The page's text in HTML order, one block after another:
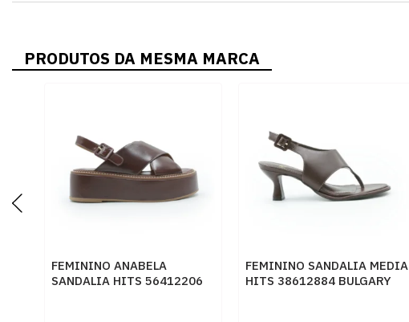
PRODUTOS DA MESMA MARCA
FEMININO ANABELA
SANDALIA HITS 56412206
FEMININO SANDALIA MEDIA
HITS 38612884 BULGARY